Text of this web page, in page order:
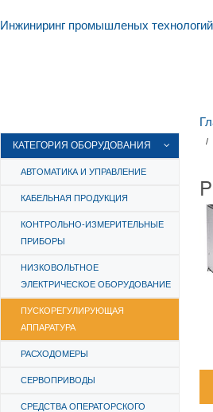
Инжиниринг промышленых технологий
КАТЕГОРИЯ ОБОРУДОВАНИЯ
АВТОМАТИКА И УПРАВЛЕНИЕ
КАБЕЛЬНАЯ ПРОДУКЦИЯ
КОНТРОЛЬНО-ИЗМЕРИТЕЛЬНЫЕ
ПРИБОРЫ
НИЗКОВОЛЬТНОЕ
ЭЛЕКТРИЧЕСКОЕ ОБОРУДОВАНИЕ
ПУСКОРЕГУЛИРУЮЩАЯ
АППАРАТУРА
РАСХОДОМЕРЫ
СЕРВОПРИВОДЫ
СРЕДСТВА ОПЕРАТОРСКОГО